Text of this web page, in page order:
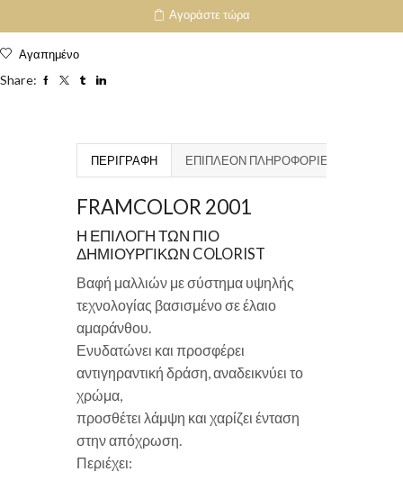
Αγοράστε τώρα
Αγαπημένο
Share:
ΠΕΡΙΓΡΑΦΉ ΕΠΙΠΛΈΟΝ ΠΛΗΡΟΦΟΡΊΕΣ
FRAMCOLOR 2001
Η ΕΠΙΛΟΓΗ ΤΩΝ ΠΙΟ
ΔΗΜΙΟΥΡΓΙΚΩΝ COLORIST
Βαφή μαλλιών με σύστημα υψηλής
τεχνολογίας βασισμένο σε έλαιο
αμαράνθου.
Ενυδατώνει και προσφέρει
αντιγηραντική δράση, αναδεικνύει το
χρώμα,
προσθέτει λάμψη και χαρίζει ένταση
στην απόχρωση.
Περιέχει: